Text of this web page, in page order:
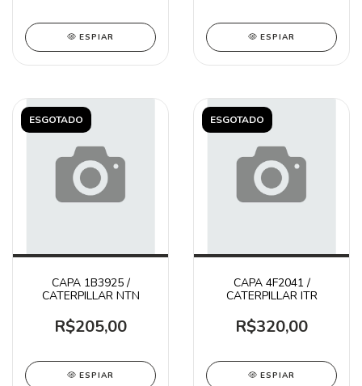
ESPIAR ESPIAR
ESGOTADO
CAPA 1B3925 /
CATERPILLAR NTN
R$205,00
ESPIAR
ESGOTADO
CAPA 4F2041 /
CATERPILLAR ITR
R$320,00
ESPIAR